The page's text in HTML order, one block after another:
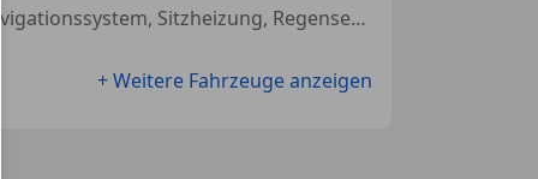
Einparkhilfe Sensoren vorne, Beheizbares Lenkrad, Soundsystem, Navigationssystem, Sitzheizung, Regensensor, Alufelgen, Beheizbare Frontscheibe
+ Weitere Fahrzeuge anzeigen